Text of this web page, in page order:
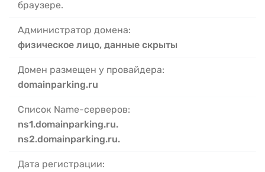
браузере.
Администратор домена:
физическое лицо, данные скрыты
Домен размещен у провайдера:
domainparking.ru
Список Name-серверов:
ns1.domainparking.ru.
ns2.domainparking.ru.
Дата регистрации: